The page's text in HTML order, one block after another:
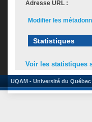
Adresse URL :
Modifier les
Statistiques
Voir les statistiques
UQAM - Université du